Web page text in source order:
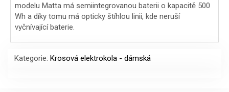
modelu Matta má semiintegrovanou baterii o kapacitě 500
Wh a díky tomu má opticky štíhlou linii, kde neruší
vyčnívající baterie.
Kategorie: Krosová elektrokola - dámská